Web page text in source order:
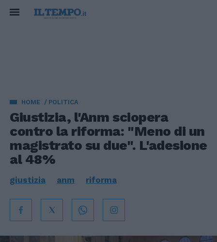
HOME POLITICA
Giustizia, l'Anm sciopera
contro la riforma: "Meno di un
magistrato su due". L'adesione
al 48%
giustizia anm riforma